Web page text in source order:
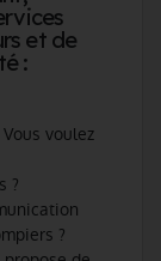
et de
:
voulez
?
?